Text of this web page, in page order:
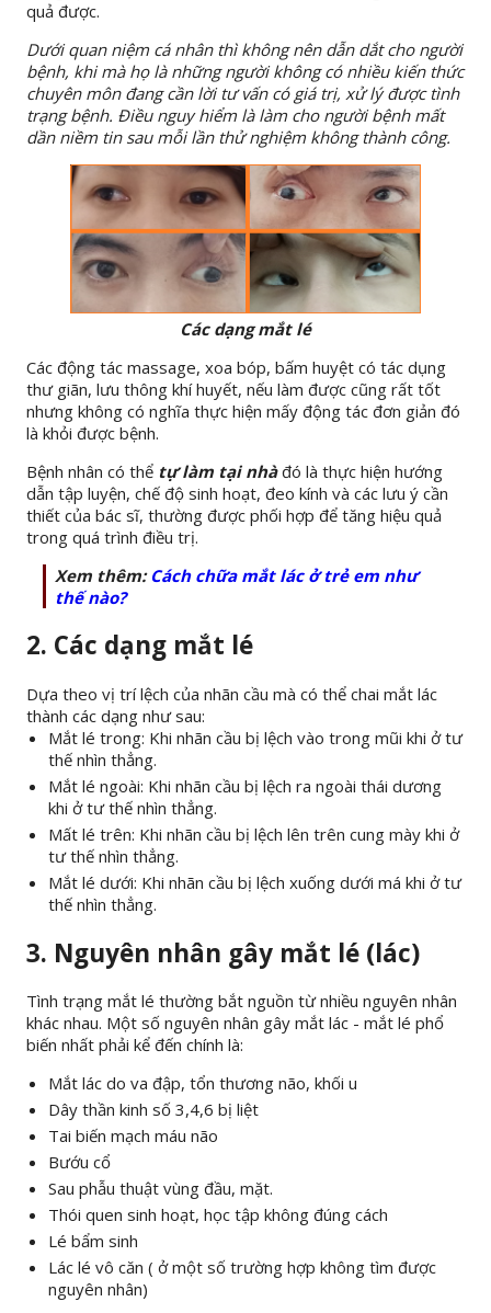
quả được.
Dưới quan niệm cá nhân thì không nên dẫn dắt cho người
bệnh, khi mà họ là những người không có nhiều kiến thức
chuyên môn đang cần lời tư vấn có giá trị, xử lý được tình
trạng bệnh. Điều nguy hiểm là làm cho người bệnh mất
dần niềm tin sau mỗi lần thử nghiệm không thành công.
Các dạng mắt lé
Các động tác massage, xoa bóp, bấm huyệt có tác dụng
thư giãn, lưu thông khí huyết, nếu làm được cũng rất tốt
nhưng không có nghĩa thực hiện mấy động tác đơn giản đó
là khỏi được bệnh.
Bệnh nhân có thể tự làm tại nhàđó là thực hiện hướng
dẫn tập luyện, chế độ sinh hoạt, đeo kính và các lưu ý cần
thiết của bác sĩ, thường được phối hợp để tăng hiệu quả
trong quá trình điều trị.
Xem thêm: Cách chữa mắt lác ở trẻ em như
thế nào?
2. Các dạng mắt lé
Dựa theo vị trí lệch của nhãn cầu mà có thể chai mắt lác
thành các dạng như sau:
Mắt lé trong: Khi nhãn cầu bị lệch vào trong mũi khi ở tư
thế nhìn thẳng.
Mắt lé ngoài: Khi nhãn cầu bị lệch ra ngoài thái dương
khi ở tư thế nhìn thẳng.
Mất lé trên: Khi nhãn cầu bị lệch lên trên cung mày khi ở
tư thế nhìn thẳng.
Mắt lé dưới: Khi nhãn cầu bị lệch xuống dưới má khi ở tư
thế nhìn thẳng.
3. Nguyên nhân gây mắt lé (lác)
Tình trạng mắt lé thường bắt nguồn từ nhiều nguyên nhân
khác nhau. Một số nguyên nhân gây mắt lác - mắt lé phổ
biến nhất phải kể đến chính là:
Mắt lác do va đập, tổn thương não, khối u
Dây thần kinh số 3,4,6 bị liệt
Tai biến mạch máu não
Bướu cổ
Sau phẫu thuật vùng đầu, mặt.
Thói quen sinh hoạt, học tập không đúng cách
Lé bẩm sinh
Lác lé vô căn ( ở một số trường hợp không tìm được
nguyên nhân)